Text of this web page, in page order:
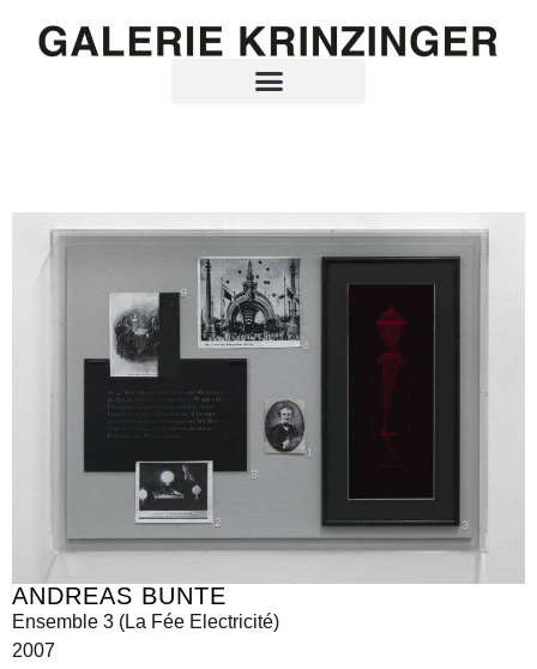
ANDREAS BUNTE
Ensemble 3 (La Fée Electricité)
2007